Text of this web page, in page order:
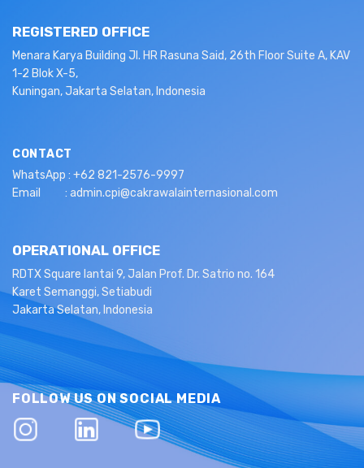
REGISTERED OFFICE
Menara Karya Building Jl. HR Rasuna Said, 26th Floor Suite A, KAV
1-2 Blok X-5,
Kuningan, Jakarta Selatan, Indonesia
CONTACT
WhatsApp : +62 821-2576-9997
Email : admin.cpi@cakrawalainternasional.com
OPERATIONAL OFFICE
RDTX Square lantai 9, Jalan Prof. Dr. Satrio no. 164
Karet Semanggi, Setiabudi
Jakarta Selatan, Indonesia
FOLLOW US ON SOCIAL MEDIA